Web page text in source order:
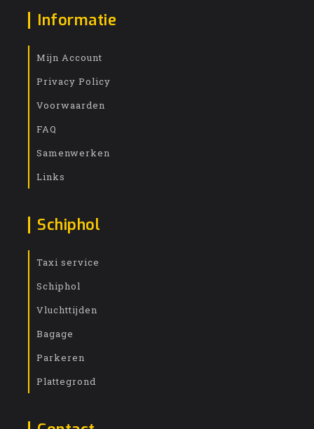
Informatie
Mijn Account
Privacy Policy
Voorwaarden
FAQ
Samenwerken
Links
Schiphol
Taxi service
Schiphol
Vluchttijden
Bagage
Parkeren
Plattegrond